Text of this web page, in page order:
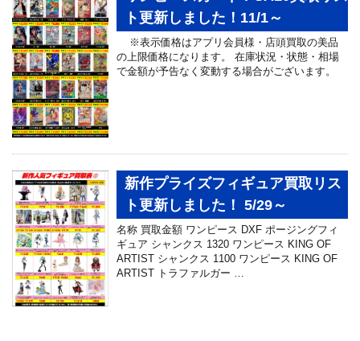
ト更新しました！11/1～
※表示価格はアプリ会員様・店頭買取の美品
の上限価格になります。 在庫状況・状態・相場
で金額が予告なく変動する場合がございます。
新作プライズフィギュア買取リス
ト更新しました！ 5/29～
名称 買取金額 ワンピース DXF ポージングフィ
ギュア シャンクス 1320 ワンピース KING OF
ARTIST シャンクス 1100 ワンピース KING OF
ARTIST トラファルガー …